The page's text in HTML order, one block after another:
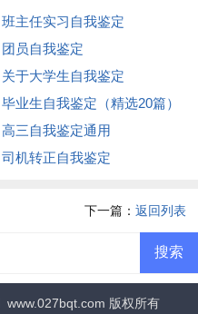
班主任实习自我鉴定
团员自我鉴定
关于大学生自我鉴定
毕业生自我鉴定（精选20篇）
高三自我鉴定通用
司机转正自我鉴定
下一篇： 返回列表
www.027bqt.com 版权所有